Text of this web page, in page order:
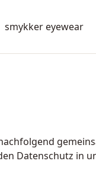
smykker eyewear
Datenschutz in